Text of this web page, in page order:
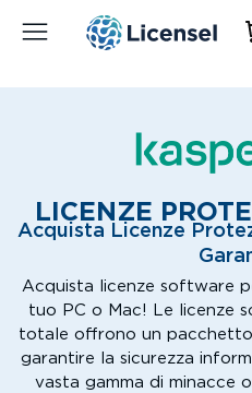
LICENZE
Acquista Licenze
Acquista licenze software
tuo PC o Mac! Le licenze
totale offrono un
garantire la sicurezza
vasta gamma di minacce